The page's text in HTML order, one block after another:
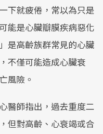
下就疲倦，常以為只是
能是心臟瓣膜疾病惡化
是高齡族群常見的心臟
不僅可能造成心臟衰
風險。
醫師指出，過去重度二
但對高齡、心衰竭或合